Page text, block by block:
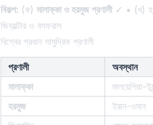
বিকল্প: (ক) মালাক্কা ও হরমুজ প্রণালী ✓ • (খ)
জিব্রাল্টার ও বসফরাস
বিশ্বের প্রধান সামুদ্রিক প্রণালী
প্রণালী অবস্থান
মালাক্কা
মালয়েশিয়া-
হরমুজ
ইরান-ওমান